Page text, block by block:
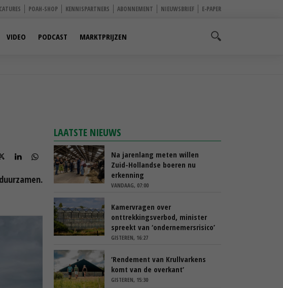
POAH-SHOP KENNISPARTNERS ABONNEMENT NIEUWSBRIEF E-PAPER
VIDEO PODCAST MARKTPRIJZEN
LAATSTE NIEUWS
Na jarenlang meten willen
Zuid-Hollandse boeren nu
erkenning
VANDAAG, 07:00
Kamervragen over
onttrekkingsverbod, minister
spreekt van ‘ondernemersrisico’
GISTEREN, 16:27
‘Rendement van Krullvarkens
komt van de overkant’
GISTEREN, 15:30